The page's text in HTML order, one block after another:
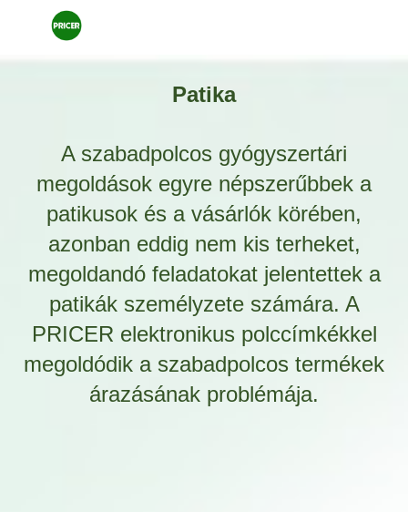
Patika
A szabadpolcos gyógyszertári
megoldások egyre népszerűbbek a
patikusok és a vásárlók körében,
azonban eddig nem kis terheket,
megoldandó feladatokat jelentettek a
patikák személyzete számára. A
PRICER elektronikus polccímkékkel
megoldódik a szabadpolcos termékek
árazásának problémája.